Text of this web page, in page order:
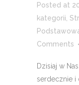
Posted at
kategorii
Comments
Dzisiaj w
serdecznie i